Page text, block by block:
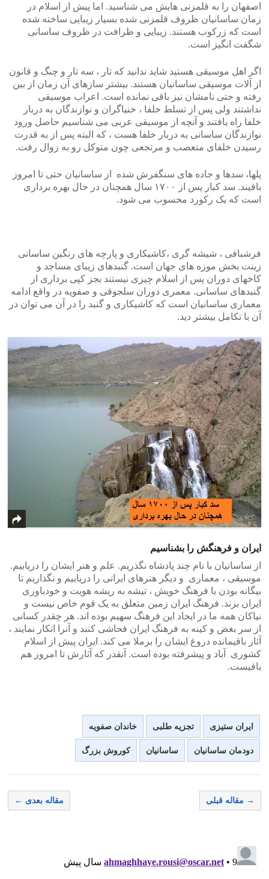
اصفهان را به قلمزنی هایش می شناسید. اما پیش از اسلام در
زمان ساسانیان ظروف قلمزنی شده بسیار زیبایی ساخته شده
است که زرکوب هستند. زیبایی و ظرافت در ظروف ساسانی
شگفت انگیز است.
اگر اهل موسیقی هستید شاید ندانید که تار ، سه تار و چنگ و قانون
از آلات موسیقی ساسانیان هستند. بیشتر سازهای آن زمان از بین
رفته و حتی نامشان نیز باقی نمانده است. اعراب موسیقی
نداشتند ولی پس از تسلط خلفا ، خنیاگران و نوازندگان به دربار
خلفا راه یافتند و آنچه از موسیقی عربی می شناسیم حاصل ورود
نوازندگان ساسانی به دربار خلفا هست ، که البته پس از به قدرت
رسیدن خلفای متعصب و مرتجعی چون متوکل رو به زوال رفت.
پلها، سدها و جاده های سنگفرش شده از ساسانیان حتی تا امروز
باقیند. سد کبار پس از ۱۷۰۰ سال همچنان در حال بهره برداری
است که یک رکورد محسوب می شود.
فرشبافی ، شیشه گری ،کاشیکاری و پارچه های رنگین ساسانی
زینت بخش موزه های جهان است. گنبدهای زیبای مساجد و
کاخهای دوران پس از اسلام چیزی نیستند بجز کپی برداری از
گنبدهای ساسانی. معمری دوران سلجوقی و صفویه در واقع ادامه
معماری ساسانیان است که کاشیکاری و گنبد را در آن می توان در
آن با تکامل بیشتر دید.
ایران و فرهنگش را بشناسیم
از ساسانیان با نام چند پادشاه نگذریم. علم و هنر ایشان را دریابیم.
موسیقی ، معماری و دیگر هنرهای ایرانی را دریابیم و نگذاریم تا
بیگانه بودن با فرهنگ خویش ، تیشه به ریشه هویت و خودباوری
ایران بزند. فرهنگ ایران زمین متعلق به یک قوم خاص نیست و
نیاکان همه ما در ایجاد این فرهنگ سهیم بوده اند. هر چقدر کسانی
از سر بغض و کینه به فرهنگ ایران فحاشی کنند و آنرا انکار نمایند ،
آثار باقیمانده دروغ ایشان را برملا می کند. ایران پیش از اسلام
کشوری آباد و پیشرفته بوده است. آنقدر که آثارش تا امروز هم
باقیست.
ایران ستیزی تجزیه طلبی خاندان صفویه
دودمان ساسانیان ساسانیان کوروش بزرگ
→ مقاله قبلی مقاله بعدی ←